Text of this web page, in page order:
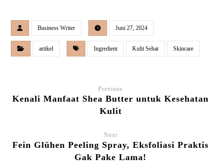
Business Writer Juni 27, 2024
artikel Ingredient Kulit Sehat Skincare
Previous
Kenali Manfaat Shea Butter untuk Kesehatan
Kulit
Next
Fein Glühen Peeling Spray, Eksfoliasi Praktis
Gak Pake Lama!